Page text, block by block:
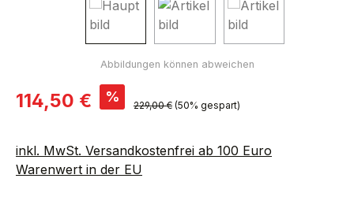
Verkaufspreis:
114,50 € % Regulärer Preis:
229,00 € (50% gespart)
inkl. MwSt. Versandkostenfrei ab 100 Euro
Warenwert in der EU